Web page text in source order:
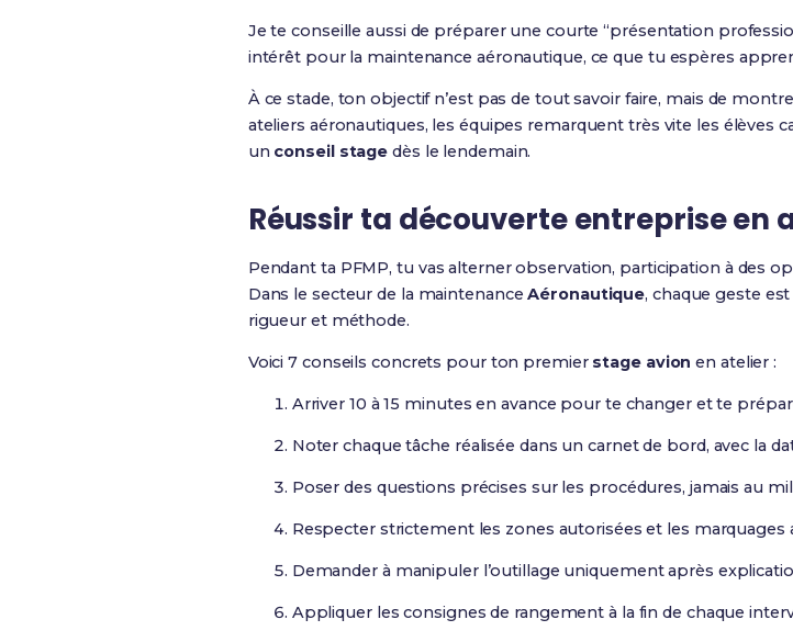
Je te conseille aussi de préparer une courte “présentation
intérêt pour la maintenance aéronautique, ce que tu espères
À ce stade, ton objectif n’est pas de tout savoir faire, mais de
ateliers aéronautiques, les équipes remarquent très vite les élèves
un conseil stage dès le lendemain.
Réussir ta découverte entreprise
Pendant ta PFMP, tu vas alterner observation, participation à des
Dans le secteur de la maintenanceAéronautique, chaque geste
rigueur et méthode.
Voici 7 conseils concrets pour ton premier stage avion en atelier :
Arriver 10 à 15 minutes en avance pour te changer et te
Noter chaque tâche réalisée dans un carnet de bord, avec la
Poser des questions précises sur les procédures, jamais au
Respecter strictement les zones autorisées et les marquages
Demander à manipuler l’outillage uniquement après
Appliquer les consignes de rangement à la fin de chaque